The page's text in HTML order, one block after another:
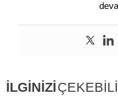
İLGİNİZİ